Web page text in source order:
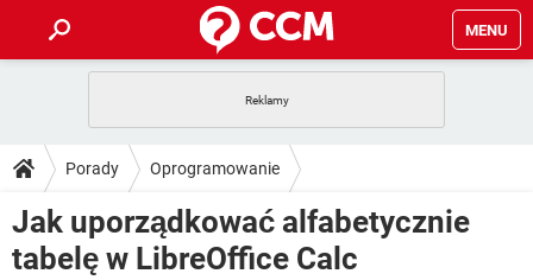
MENU
GRY WHATSAPP
SPOTIFY NETFLIX
INSTAGRAM FACEBOOK
PORADY
PlayStation TIKTOK
GRY WHATSAPP
DO POBRANIA
ANDROID TIKTOK
FORUM
Porady Oprogramowanie
Oprogramowanie biurowe LibreOffice
Jak uporządkować alfabetycznie
tabelę w LibreOffice Calc